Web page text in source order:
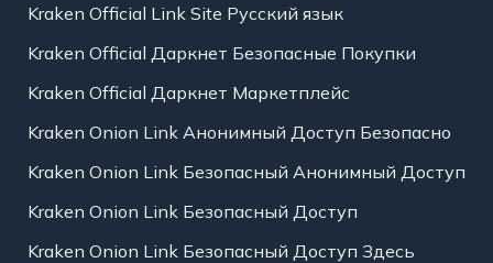
Kraken Official Link Site Русский язык
Kraken Official Даркнет Безопасные Покупки
Kraken Official Даркнет Маркетплейс
Kraken Onion Link Анонимный Доступ Безопасно
Kraken Onion Link Безопасный Анонимный Доступ
Kraken Onion Link Безопасный Доступ
Kraken Onion Link Безопасный Доступ Здесь